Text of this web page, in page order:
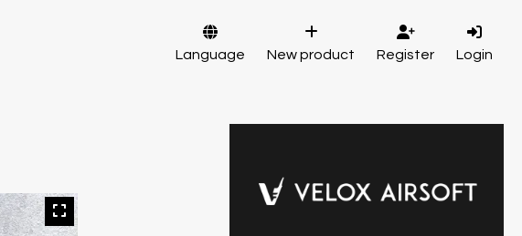
Language New product Register Login